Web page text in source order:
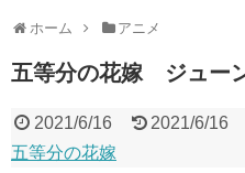
ホーム アニメ
五等分の花嫁 ジュー
2021/6/16 2021/6/16
五等分の花嫁